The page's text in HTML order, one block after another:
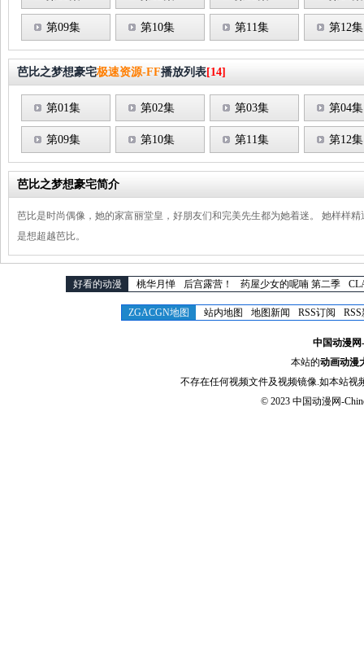
第09集 第10集 第11集 第12集
芭比之梦想豪宅极速资源-FF播放列表[14]
第01集 第02集 第03集 第04集
第09集 第10集 第11集 第12集
芭比之梦想豪宅简介
芭比是时尚偶像，她的家富丽堂皇，好朋友们和完美先生都为她着迷。 她样样
是想超越芭比。
好看的动漫 桃华月惮 后宫露营！ 药屋少女的呢喃 第二季
ZGACGN地图 站内地图 地图新闻 RSS订阅
中国动漫网
本站的动画动漫
不存在任何视频文件及视频镜像.如本站视
© 2023 中国动漫网-